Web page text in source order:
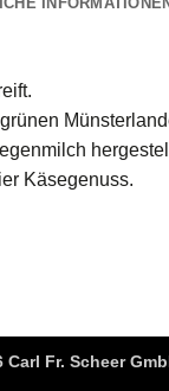
Käsegenuss.
Carl Fr. Scheer